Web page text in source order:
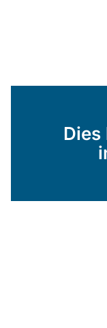
Dies